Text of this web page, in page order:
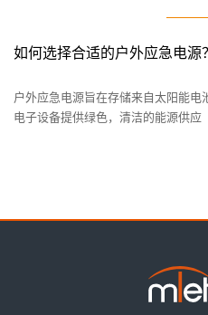
如何选择合适的户外应急电源？
户外应急电源旨在存储来自太阳能
电子设备提供绿色，清洁的能源供应